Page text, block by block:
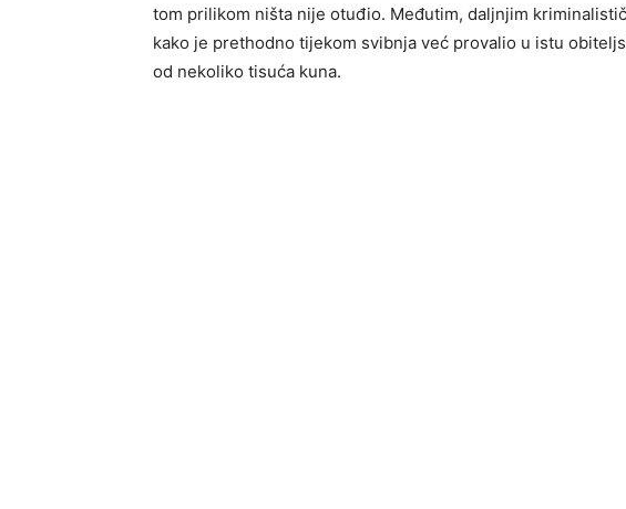
tom prilikom ništa nije otuđio. Međutim, daljnjim
kako je prethodno tijekom svibnja već provalio u istu
od nekoliko tisuća kuna.